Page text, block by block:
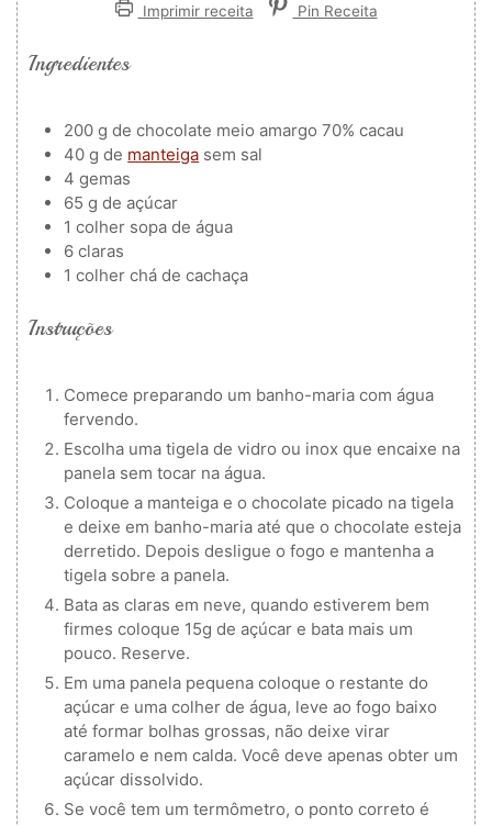
Imprimir receita Pin Receita
Ingredientes
200 g de chocolate meio amargo 70% cacau
40 g de manteiga sem sal
4 gemas
65 g de açúcar
1 colher sopa de água
6 claras
1 colher chá de cachaça
Instruções
Comece preparando um banho-maria com água
fervendo.
Escolha uma tigela de vidro ou inox que encaixe na
panela sem tocar na água.
Coloque a manteiga e o chocolate picado na tigela
e deixe em banho-maria até que o chocolate esteja
derretido. Depois desligue o fogo e mantenha a
tigela sobre a panela.
Bata as claras em neve, quando estiverem bem
firmes coloque 15g de açúcar e bata mais um
pouco. Reserve.
Em uma panela pequena coloque o restante do
açúcar e uma colher de água, leve ao fogo baixo
até formar bolhas grossas, não deixe virar
caramelo e nem calda. Você deve apenas obter um
açúcar dissolvido.
Se você tem um termômetro, o ponto correto é